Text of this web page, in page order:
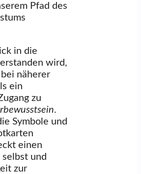
Pfad des
in die
wird,
näherer
ein
zu
.
Symbole und
einen
und
zur